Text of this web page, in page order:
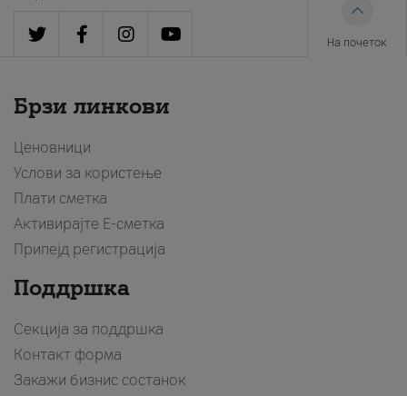
На почеток
Брзи линкови
Ценовници
Услови за користење
Плати сметка
Активирајте Е-сметка
Припејд регистрација
Поддршка
Секција за поддршка
Контакт форма
Закажи бизнис состанок